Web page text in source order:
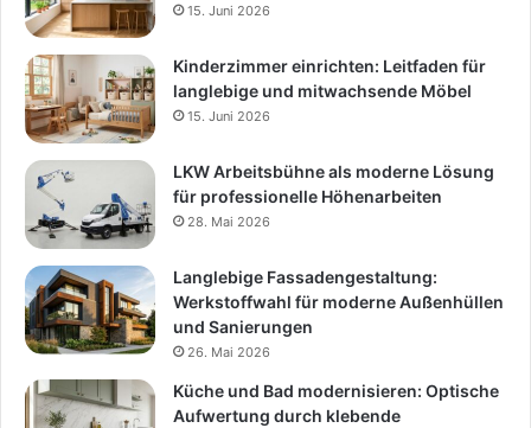
15. Juni 2026
Kinderzimmer einrichten: Leitfaden für
langlebige und mitwachsende Möbel
15. Juni 2026
LKW Arbeitsbühne als moderne Lösung
für professionelle Höhenarbeiten
28. Mai 2026
Langlebige Fassadengestaltung:
Werkstoffwahl für moderne Außenhüllen
und Sanierungen
26. Mai 2026
Küche und Bad modernisieren: Optische
Aufwertung durch klebende